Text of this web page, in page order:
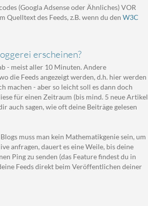
(Googla Adsense oder Ähnliches) VOR
Quelltext des Feeds, z.B. wenn du den W3C
erscheinen?
- meist aller 10 Minuten. Andere
die Feeds angezeigt werden, d.h. hier werden
machen - aber so leicht soll es dann doch
für einen Zeitraum (bis mind. 5 neue Artikel
sagen, wie oft deine Beiträge gelesen
muss man kein Mathematikgenie sein, um
anfragen, dauert es eine Weile, bis deine
Ping zu senden (das Feature findest du in
Feeds direkt beim Veröffentlichen deiner